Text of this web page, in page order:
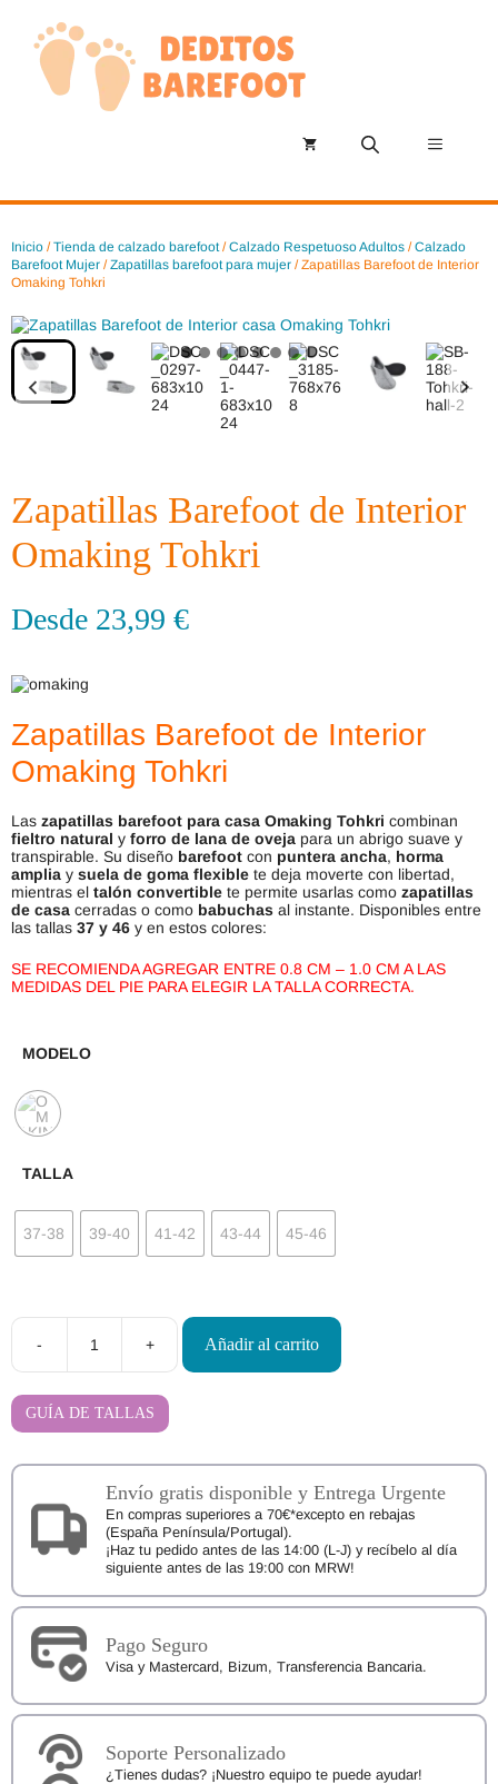
contenido
Menú
Inicio /Tienda de calzado barefoot/Calzado Respetuoso Adultos /Calzado
Barefoot Mujer /Zapatillas barefoot para mujer / Zapatillas Barefoot de Interior
Omaking Tohkri
Zapatillas Barefoot de Interior
Omaking Tohkri
Desde 23,99 €
Zapatillas Barefoot de Interior
Omaking Tohkri
Las zapatillas barefoot para casa Omaking Tohkri combinan
fieltro natural y forro de lana de oveja para un abrigo suave y
transpirable. Su diseño barefoot con puntera ancha, horma
amplia y suela de goma flexible te deja moverte con libertad,
mientras el talón convertible te permite usarlas como zapatillas
de casa cerradas o como babuchas al instante. Disponibles entre
las tallas 37 y 46 y en estos colores:
SE RECOMIENDA AGREGAR ENTRE 0.8 CM – 1.0 CM A LAS
MEDIDAS DEL PIE PARA ELEGIR LA TALLA CORRECTA.
MODELO
TALLA
37-38 39-40 41-42 43-44 45-46
-
Zapatillas
Barefoot
+ Añadir al carrito
GUÍA DE TALLAS
Envío gratis disponible y Entrega Urgente
En compras superiores a 70€*excepto en rebajas
(España Península/Portugal).
¡Haz tu pedido antes de las 14:00 (L-J) y recíbelo al día
siguiente antes de las 19:00 con MRW!
Pago Seguro
Visa y Mastercard, Bizum, Transferencia Bancaria.
Soporte Personalizado
¿Tienes dudas? ¡Nuestro equipo te puede ayudar!